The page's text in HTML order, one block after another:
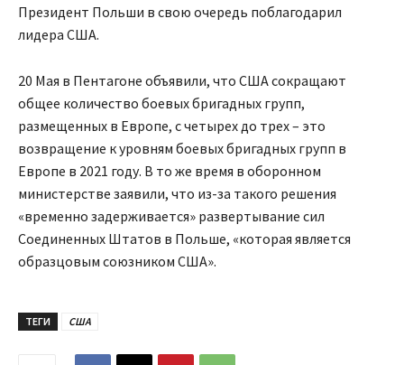
Президент Польши в свою очередь поблагодарил
лидера США.
20 Мая в Пентагоне объявили, что США сокращают
общее количество боевых бригадных групп,
размещенных в Европе, с четырех до трех – это
возвращение к уровням боевых бригадных групп в
Европе в 2021 году. В то же время в оборонном
министерстве заявили, что из-за такого решения
«временно задерживается» развертывание сил
Соединенных Штатов в Польше, «которая является
образцовым союзником США».
ТЕГИ США